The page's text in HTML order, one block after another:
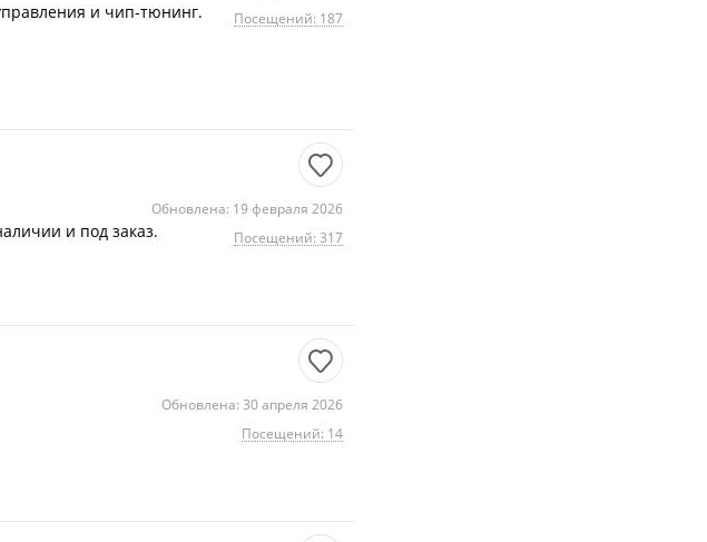
Посещений: 187
и чип-тюнинг.
Обновлена: 19 февраля 2026
Посещений: 317
и под заказ.
Обновлена: 30 апреля 2026
Посещений: 14